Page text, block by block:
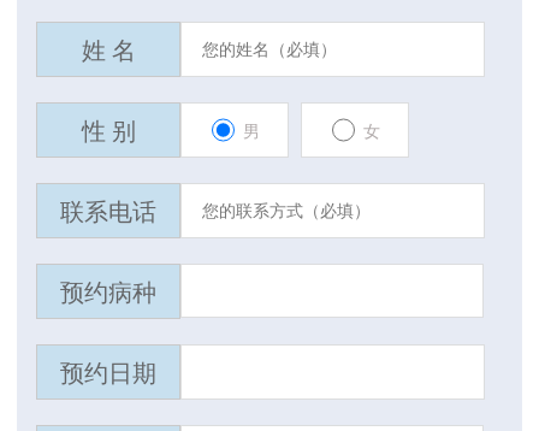
姓 名
性 别 男 女
联系电话
预约病种
预约日期